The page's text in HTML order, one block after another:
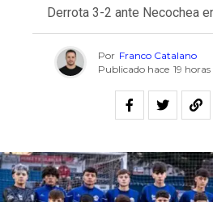
Derrota 3-2 ante Necochea
Por Franco Catalano
Publicado hace 19 horas